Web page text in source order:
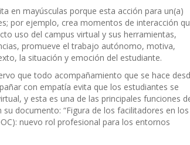
en mayúsculas porque esta acción para un(a)
por ejemplo, crea momentos de interacción
uso del campus virtual y sus herramientas,
promueve el trabajo autónomo, motiva,
la situación y emoción del estudiante.
que todo acompañamiento que se hace
con empatía evita que los estudiantes se
y esta es una de las principales funciones
documento: “Figura de los facilitadores en los
nuevo rol profesional para los entornos